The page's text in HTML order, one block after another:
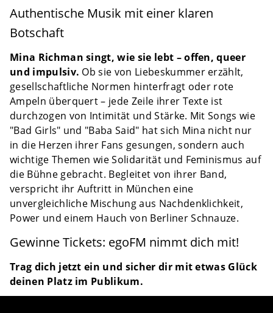
Authentische Musik mit einer klaren
Botschaft
Mina Richman singt, wie sie lebt – offen, queer
und impulsiv. Ob sie von Liebeskummer erzählt,
gesellschaftliche Normen hinterfragt oder rote
Ampeln überquert – jede Zeile ihrer Texte ist
durchzogen von Intimität und Stärke. Mit Songs wie
"Bad Girls" und "Baba Said" hat sich Mina nicht nur
in die Herzen ihrer Fans gesungen, sondern auch
wichtige Themen wie Solidarität und Feminismus auf
die Bühne gebracht. Begleitet von ihrer Band,
verspricht ihr Auftritt in München eine
unvergleichliche Mischung aus Nachdenklichkeit,
Power und einem Hauch von Berliner Schnauze.
Gewinne Tickets: egoFM nimmt dich mit!
Trag dich jetzt ein und sicher dir mit etwas Glück
deinen Platz im Publikum.